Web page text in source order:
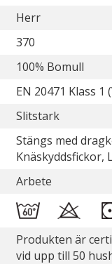
Herr
370
100% Bomull
EN 20471 Klass 1
Slitstark
Stängs med
Knäskyddsfickor,
Arbete
Produkten är
vid upp till 50